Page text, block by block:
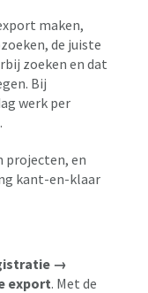
maken,
de juiste
zoeken en dat
Bij
werk per
projecten, en
kant-en-klaar
→
export. Met de